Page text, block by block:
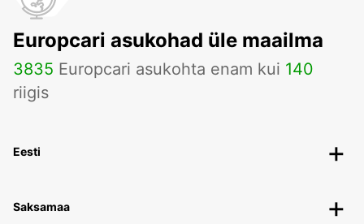
Europcari asukohad üle maailma
3835 Europcari asukohta enam kui 140
riigis
Eesti
Saksamaa